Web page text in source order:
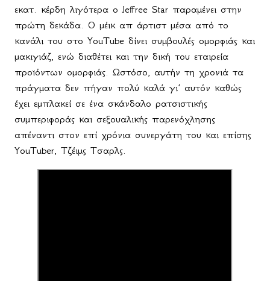
εκατ. κέρδη λιγότερα ο Jeffree Star παραμένει στην
πρώτη δεκάδα. Ο μέικ απ άρτιστ μέσα από το
κανάλι του στο YouTube δίνει συμβουλές ομορφιάς και
μακιγιάζ, ενώ διαθέτει και την δική του εταιρεία
προϊόντων ομορφιάς. Ωστόσο, αυτήν τη χρονιά τα
πράγματα δεν πήγαν πολύ καλά γι’ αυτόν καθώς
έχει εμπλακεί σε ένα σκάνδαλο ρατσιστικής
συμπεριφοράς και σεξουαλικής παρενόχλησης
απέναντι στον επί χρόνια συνεργάτη του και επίσης
YouTuber , Τζέιμς Τσαρλς.